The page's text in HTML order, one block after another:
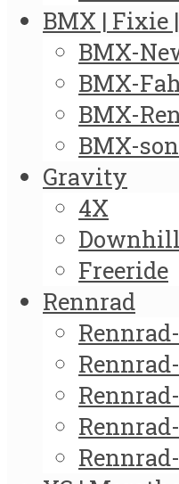
BMX | Fixie
BMX-
BMX-
BMX-
BMX-
Gravity
4X
Downhill
Freeride
Rennrad